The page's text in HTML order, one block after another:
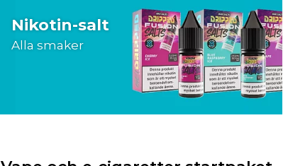
Nikotin-salt
Alla smaker